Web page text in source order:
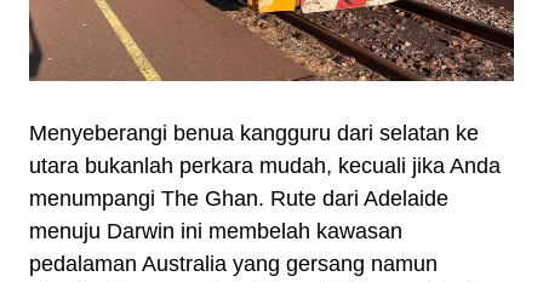
Menyeberangi benua kangguru dari selatan ke
utara bukanlah perkara mudah, kecuali jika Anda
menumpangi The Ghan. Rute dari Adelaide
menuju Darwin ini membelah kawasan
pedalaman Australia yang gersang namun